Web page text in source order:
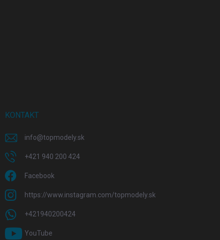
KONTAKT
info@topmodely.sk
+421 940 200 424
Facebook
https://www.instagram.com/topmodely.sk
+421940200424
YouTube